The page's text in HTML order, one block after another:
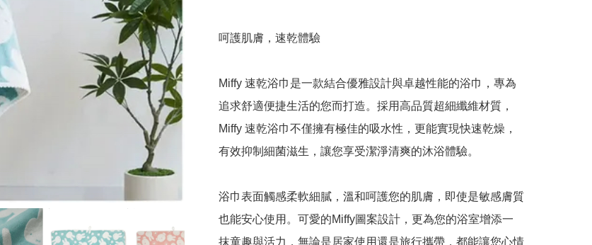
呵護肌膚，速乾體驗
Miffy 速乾浴巾是一款結合優雅設計與卓越性能的浴巾，專為
追求舒適便捷生活的您而打造。採用高品質超細纖維材質，
Miffy 速乾浴巾不僅擁有極佳的吸水性，更能實現快速乾燥，
有效抑制細菌滋生，讓您享受潔淨清爽的沐浴體驗。
浴巾表面觸感柔軟細膩，溫和呵護您的肌膚，即使是敏感膚質
也能安心使用。可愛的Miffy圖案設計，更為您的浴室增添一
抹童趣與活力，無論是居家使用還是旅行攜帶，都能讓您心情